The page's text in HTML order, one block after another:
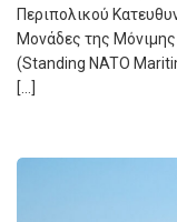
Περιπολικού
Μονάδες της
(Standing NATO
[…]